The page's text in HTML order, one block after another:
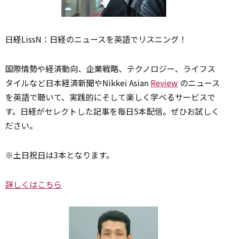
日経LissN：日経のニュースを英語でリスニング！
国際情勢や経済動向、企業戦略、テクノロジー、ライフス
タイルなど日本経済新聞やNikkei Asian Review のニュース
を英語で聴いて、実践的にそして楽しく学べるサービスで
す。日経がセレクトした記事を毎日5本配信。ぜひお試しく
ださい。
※土日祝日は3本となります。
詳しくはこちら